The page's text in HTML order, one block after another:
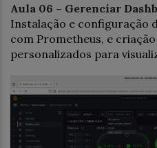
Aula 06 – Gerenciar
Instalação e configuração
com Prometheus, e
personalizados para